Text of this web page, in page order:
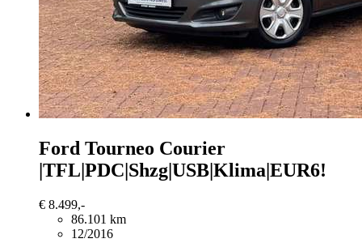
Ford Tourneo Courier
|TFL|PDC|Shzg|USB|Klima|EUR6!
€ 8.499,-
86.101 km
12/2016